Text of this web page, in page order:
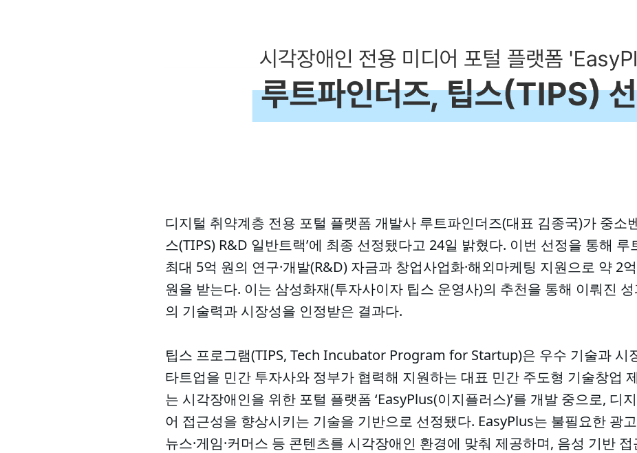
디지털 취약계층 전용 포털 플랫폼 개발사 루트파인더즈(대표 김종국)가 중소
스(TIPS) R&D 일반트랙’에 최종 선정됐다고 24일 밝혔다. 이번 선정을 통해
최대 5억 원의 연구·개발(R&D) 자금과 창업사업화·해외마케팅 지원으로 약 2
원을 받는다. 이는 삼성화재(투자사이자 팁스 운영사)의 추천을 통해 이뤄진
의 기술력과 시장성을 인정받은 결과다.
팁스 프로그램(TIPS, Tech Incubator Program for Startup)은 우수 기술과 시
타트업을 민간 투자사와 정부가 협력해 지원하는 대표 민간 주도형 기술창업
는 시각장애인을 위한 포털 플랫폼 ‘EasyPlus(이지플러스)’를 개발 중으로, 디
어 접근성을 향상시키는 기술을 기반으로 선정됐다. EasyPlus는 불필요한 광
뉴스·게임·커머스 등 콘텐츠를 시각장애인 환경에 맞춰 제공하며, 음성 기반